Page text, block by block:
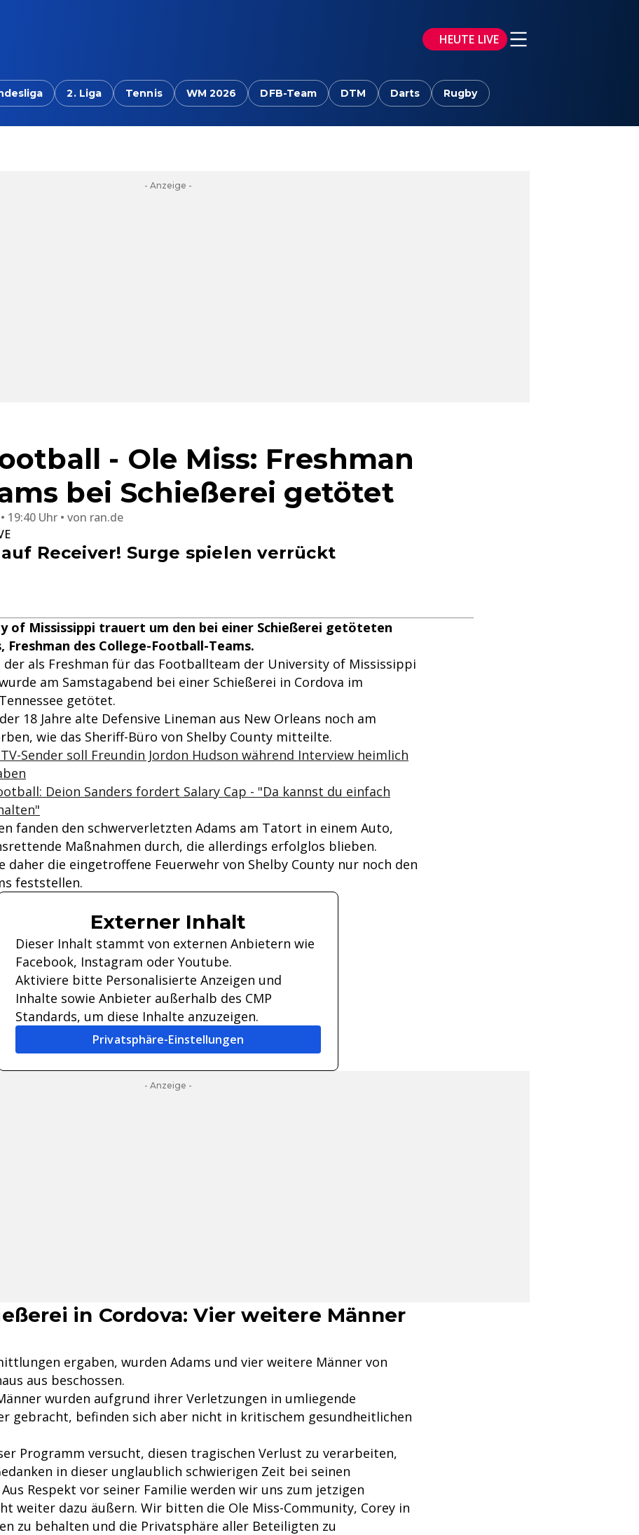
HEUTE LIVE
2. Liga Tennis WM 2026 DFB-Team DTM Darts Rugby
- Anzeige -
- Ole Miss: Freshman
bei Schießerei getötet
19:40 Uhr von ran.de
auf Receiver! Surge spielen verrückt
of Mississippi trauert um den bei einer Schießerei getöteten
Freshman des College-Football-Teams.
der als Freshman für das Footballteam der University of Mississippi
am Samstagabend bei einer Schießerei in Cordova im
getötet.
18 Jahre alte Defensive Lineman aus New Orleans noch am
wie das Sheriff-Büro von Shelby County mitteilte.
Sender soll Freundin Jordon Hudson während Interview heimlich
Deion Sanders fordert Salary Cap - "Da kannst du einfach
fanden den schwerverletzten Adams am Tatort in einem Auto,
Maßnahmen durch, die allerdings erfolglos blieben.
daher die eingetroffene Feuerwehr von Shelby County nur noch den
feststellen.
Externer Inhalt
Dieser Inhalt stammt von externen Anbietern wie
Facebook, Instagram oder Youtube.
Aktiviere bitte Personalisierte Anzeigen und
Inhalte sowie Anbieter außerhalb des CMP
Standards, um diese Inhalte anzuzeigen.
Privatsphäre-Einstellungen
- Anzeige -
in Cordova: Vier weitere Männer
ergaben, wurden Adams und vier weitere Männer von
aus beschossen.
wurden aufgrund ihrer Verletzungen in umliegende
gebracht, befinden sich aber nicht in kritischem gesundheitlichen
Programm versucht, diesen tragischen Verlust zu verarbeiten,
in dieser unglaublich schwierigen Zeit bei seinen
Respekt vor seiner Familie werden wir uns zum jetzigen
weiter dazu äußern. Wir bitten die Ole Miss-Community, Corey in
zu behalten und die Privatsphäre aller Beteiligten zu